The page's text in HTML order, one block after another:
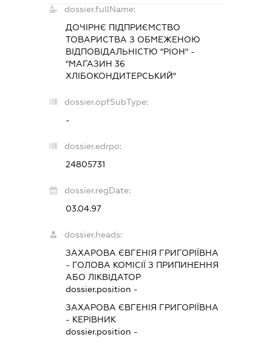
dossier.fullName:
ДОЧІРНЄ ПІДПРИЄМСТВО
ТОВАРИСТВА З ОБМЕЖЕНОЮ
ВІДПОВІДАЛЬНІСТЮ "РІОН" -
"МАГАЗИН 36
ХЛІБОКОНДИТЕРСЬКИЙ"
dossier.opfSubType:
-
dossier.edrpo:
24805731
dossier.regDate:
03.04.97
dossier.heads:
ЗАХАРОВА ЄВГЕНІЯ ГРИГОРІЇВНА
- ГОЛОВА КОМІСІЇ З ПРИПИНЕННЯ
АБО ЛІКВІДАТОР
dossier.position -
ЗАХАРОВА ЄВГЕНІЯ ГРИГОРІЇВНА
- КЕРІВНИК
dossier.position -